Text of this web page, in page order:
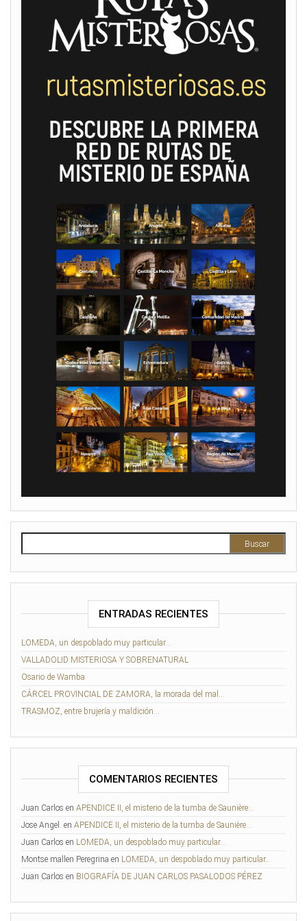
ENTRADAS RECIENTES
LOMEDA, un despoblado muy particular…
VALLADOLID MISTERIOSA Y SOBRENATURAL
Osario de Wamba
CÁRCEL PROVINCIAL DE ZAMORA, la morada del mal…
TRASMOZ, entre brujería y maldición…
COMENTARIOS RECIENTES
Juan Carlos en APENDICE II, el misterio de la tumba de Saunière…
Jose Angel. en APENDICE II, el misterio de la tumba de Saunière…
Juan Carlos en LOMEDA, un despoblado muy particular…
Montse mallen Peregrina en LOMEDA, un despoblado muy particular…
Juan Carlos en BIOGRAFÍA DE JUAN CARLOS PASALODOS PÉREZ